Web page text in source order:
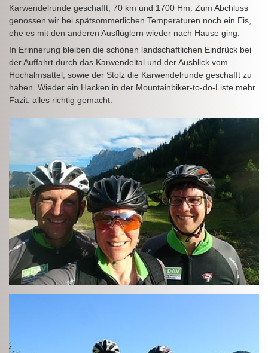
Karwendelrunde geschafft, 70 km und 1700 Hm. Zum Abchluss
genossen wir bei spätsommerlichen Temperaturen noch ein Eis,
ehe es mit den anderen Ausflüglern wieder nach Hause ging.
In Erinnerung bleiben die schönen landschaftlichen Eindrück bei
der Auffahrt durch das Karwendeltal und der Ausblick vom
Hochalmsattel, sowie der Stolz die Karwendelrunde geschafft zu
haben. Wieder ein Hacken in der Mountainbiker-to-do-Liste mehr.
Fazit: alles richtig gemacht.